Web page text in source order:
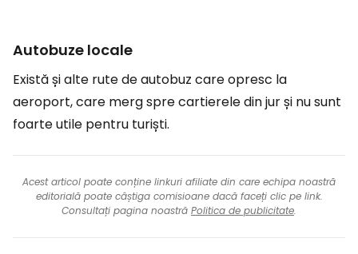
Autobuze locale
Există și alte rute de autobuz care opresc la
aeroport, care merg spre cartierele din jur și nu sunt
foarte utile pentru turiști.
Acest articol poate conține linkuri afiliate din care echipa noastră
editorială poate câștiga comisioane dacă faceți clic pe link.
Consultați pagina noastră Politica de publicitate.